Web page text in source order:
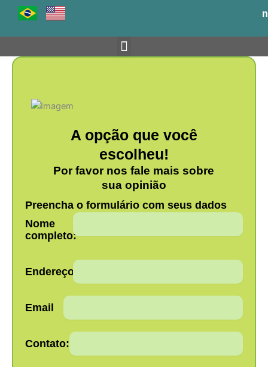
o
A opção que você
escolheu!
Por favor nos fale mais sobre
sua opinião
Preencha o formulário com seus dados
Nome
completo:
Endereço:
Email
Contato: